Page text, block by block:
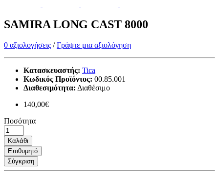
SAMIRA LONG CAST 8000
0 αξιολογήσεις /Γράψτε μια αξιολόγηση
Κατασκευαστής: Tica
Κωδικός Προϊόντος: 00.85.001
Διαθεσιμότητα: Διαθέσιμο
140,00€
Ποσότητα
Καλάθι
Επιθυμητό
Σύγκριση